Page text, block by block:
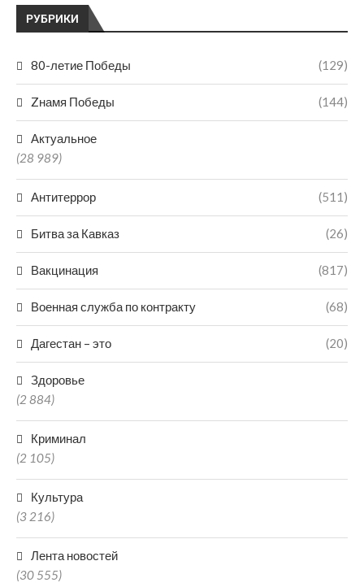
РУБРИКИ
80-летие Победы (129)
Zнамя Победы (144)
Актуальное
(28 989)
Антитеррор (511)
Битва за Кавказ (26)
Вакцинация (817)
Военная служба по контракту (68)
Дагестан – это (20)
Здоровье
(2 884)
Криминал
(2 105)
Культура
(3 216)
Лента новостей
(30 555)